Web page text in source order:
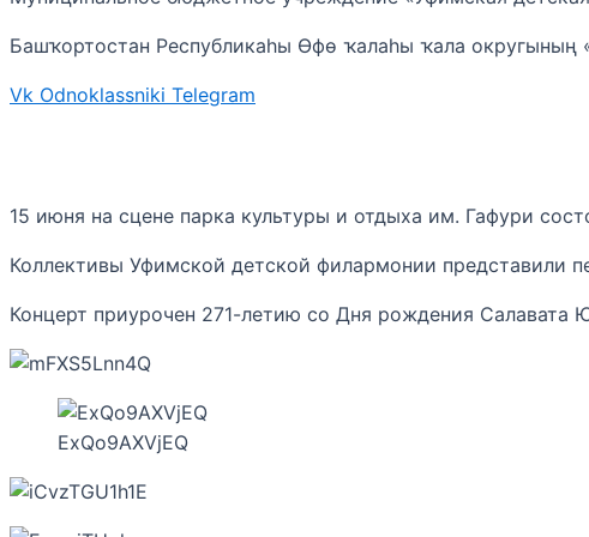
Башҡортостан Республикаһы Өфө ҡалаһы ҡала
Vk Odnoklassniki Telegram
15 июня на сцене парка культуры и отдыха им. Гафури
Коллективы Уфимской детской филармонии представили
Концерт приурочен 271-летию со Дня рождения
ExQo9AXVjEQ